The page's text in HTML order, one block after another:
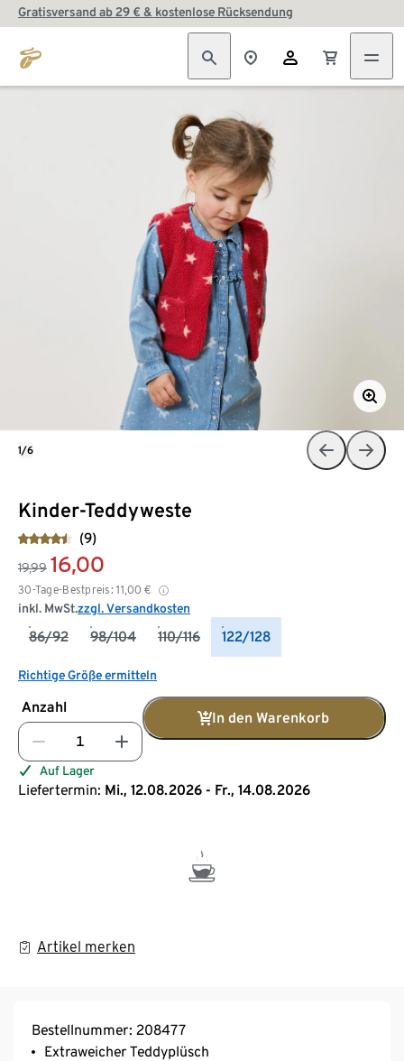
Gratisversand ab 29 € & kostenlose Rücksendung
Kinder-Teddyweste
(9)
19,99 16,00
30-Tage-Bestpreis: 11,00 €
inkl. MwSt.zzgl. Versandkosten
86/92 98/104 110/116 122/128
Richtige Größe ermitteln
Anzahl
In den Warenkorb
Auf Lager
Liefertermin: Mi., 12.08.2026 - Fr., 14.08.2026
Artikel merken
1/6
Bestellnummer: 208477
Extraweicher Teddyplüsch